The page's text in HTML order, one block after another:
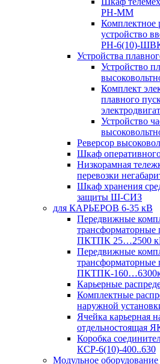
РН-ММ
Комплектное
устройство
РН-6(10)-
Устройства
Устройство
Комплект
плавного
Устройство
Реверсор
Шкаф
Низкорамная
перевозки
Шкаф хранения
защиты Ш-СИЗ
для КАРЬЕРОВ 6-35 кВ
Передвижные
трансформаторные
ПКТПК 25…2500
Передвижные
трансформаторные
ПКТПК-
Карьерные
Комплектные
наружной
Ячейка карьерная
отдельностоящая
Коробка
КСР-6(10)-400..630
Модульное